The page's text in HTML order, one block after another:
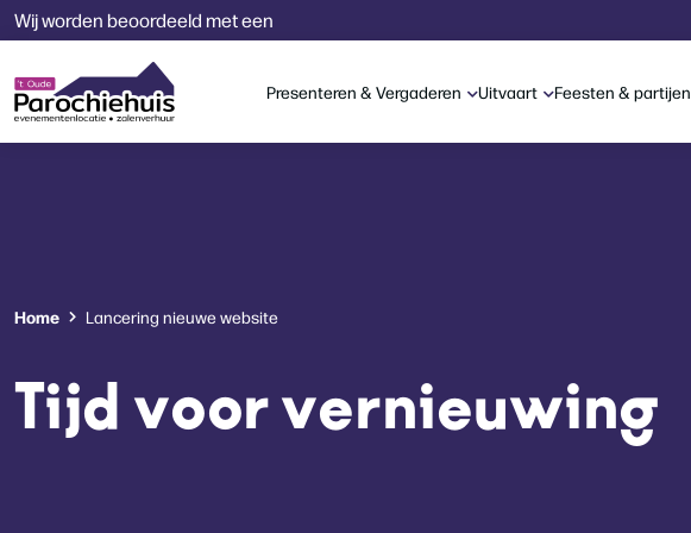
Wij worden beoordeeld met een
Presenteren & Vergaderen Uitvaart Feesten & partijen
Home Lancering nieuwe website
Tijd voor vernieuwing